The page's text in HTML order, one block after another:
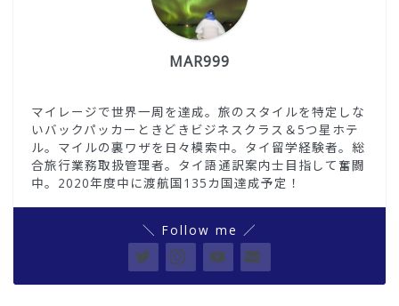
MAR999
マイレージで世界一周を達成。旅のスタイルを特定しな
いバックパッカーときどきビジネスクラス＆5つ星ホテ
ル。マイルの裏ワザを日々模索中。タイ留学経験者。総
合旅行業務取扱管理者。タイ語通訳案内士目指して奮闘
中。2020年度中に渡航国135カ国達成予定！
＼ Follow me ／